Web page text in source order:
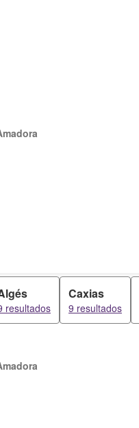
resultados
Caxias
9 resultados